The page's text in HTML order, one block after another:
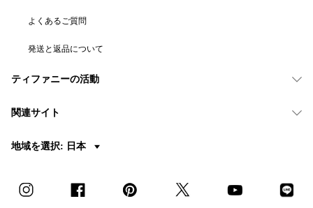
よくあるご質問
発送と返品について
ティファニーの活動
関連サイト
地域を選択: 日本